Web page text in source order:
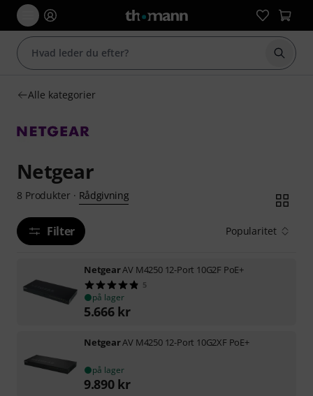
Start
Alle kategorier
Netgear
8 Produkter· Rådgivning
Filter Popularitet
NetgearAV M4250 12-Port 10G2F PoE+
5
på lager
5.666 kr
NetgearAV M4250 12-Port 10G2XF PoE+
på lager
9.890 kr